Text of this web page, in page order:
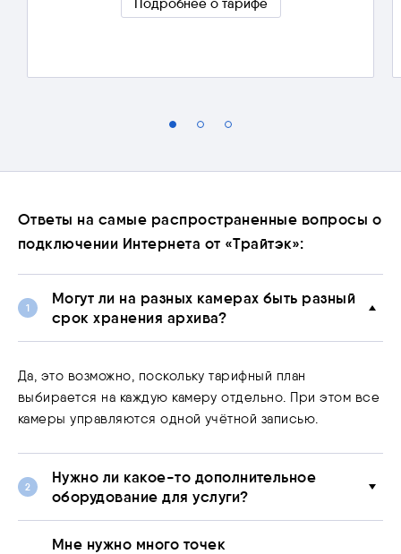
Подробнее о тарифе
Ответы на самые распространенные вопросы о
подключении Интернета от «Трайтэк»:
Могут ли на разных камерах быть разный
срок хранения архива?
Да, это возможно, поскольку тарифный план
выбирается на каждую камеру отдельно. При этом все
камеры управляются одной учётной записью.
Нужно ли какое-то дополнительное
оборудование для услуги?
Мне нужно много точек